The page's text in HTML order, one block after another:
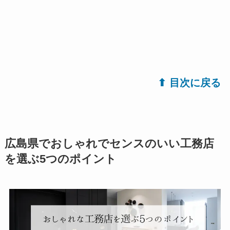
⬆︎ 目次に戻る
広島県でおしゃれでセンスのいい工務店
を選ぶ5つのポイント